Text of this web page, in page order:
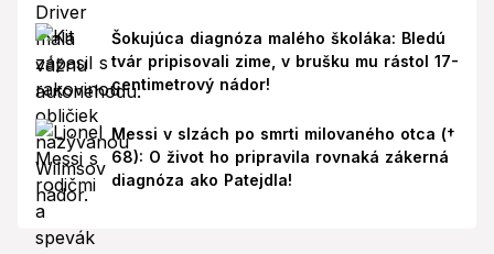
Šokujúca diagnóza malého školáka: Bledú
tvár pripisovali zime, v brušku mu rástol 17-
centimetrový nádor!
Messi v slzách po smrti milovaného otca (†
68): O život ho pripravila rovnaká zákerná
diagnóza ako Patejdla!